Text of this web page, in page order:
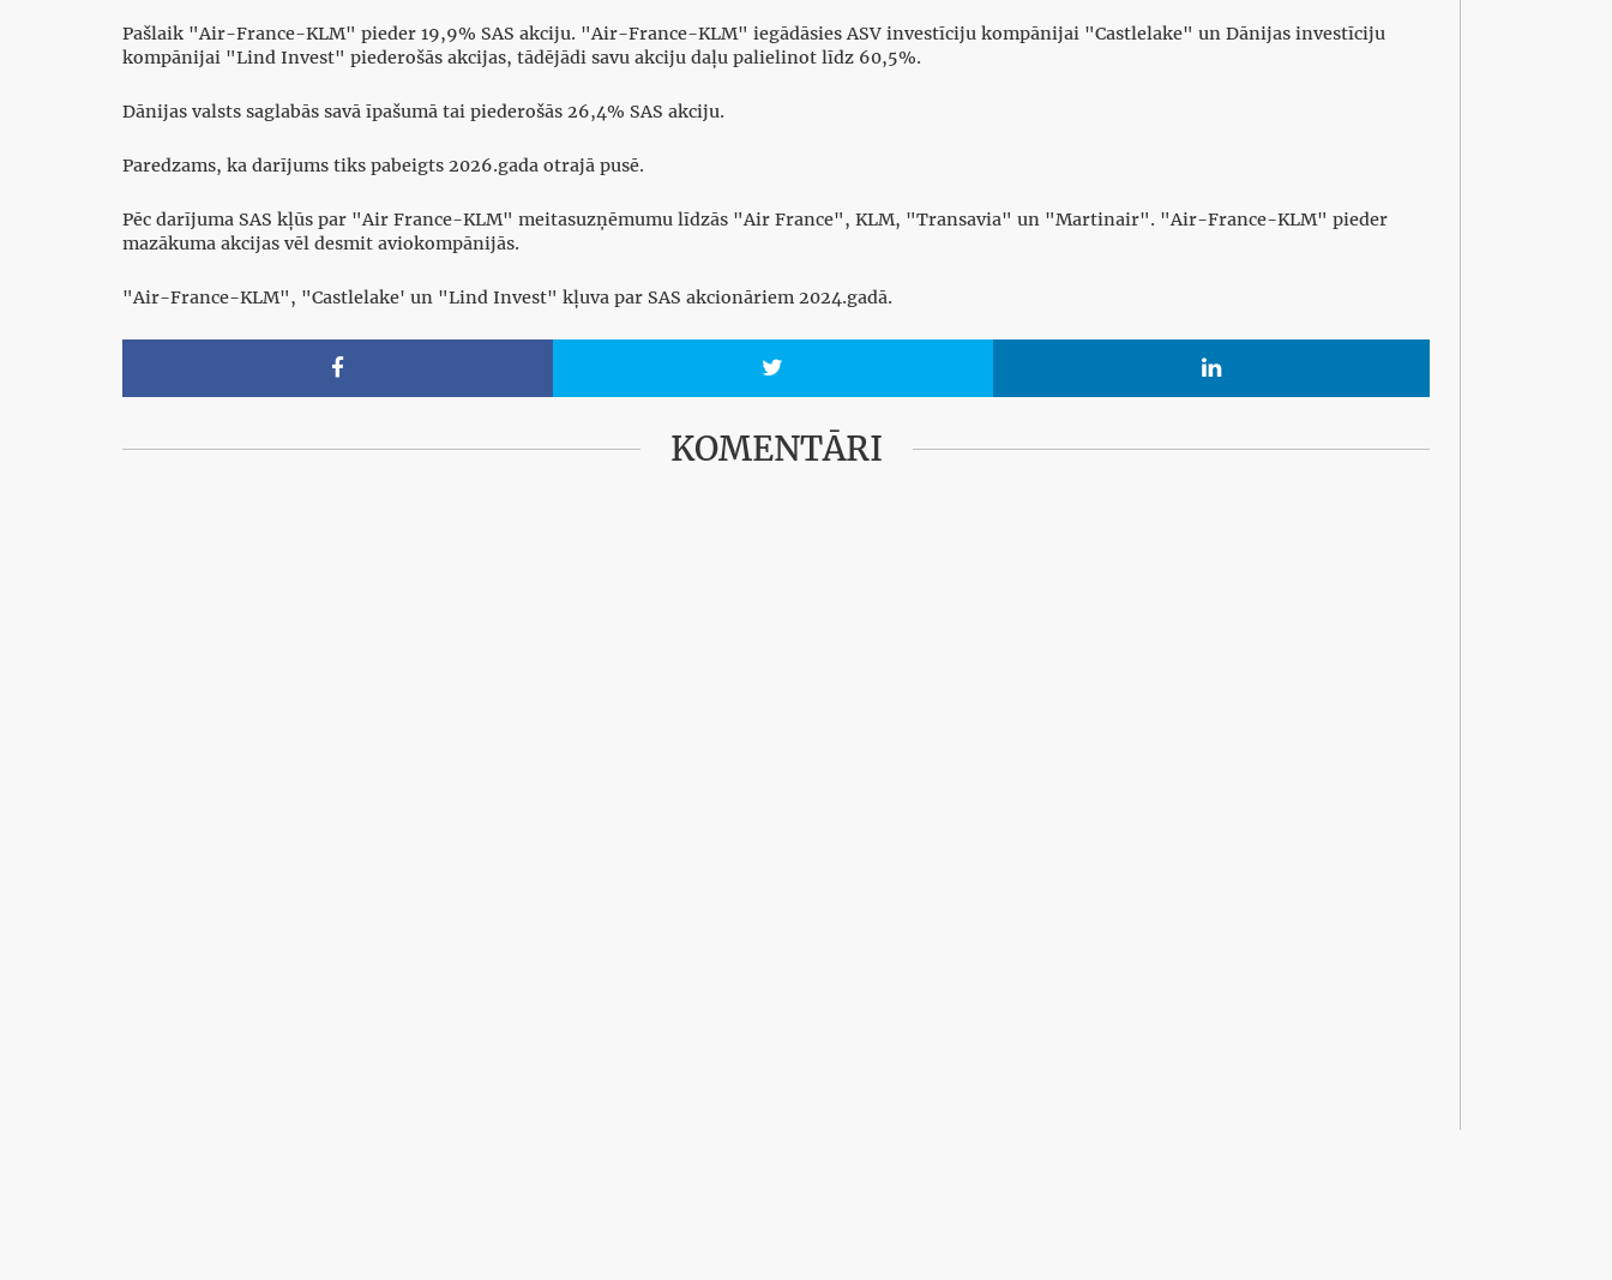
Pašlaik "Air-France-KLM" pieder 19,9% SAS akciju. "Air-France-KLM" iegādāsies ASV investīciju kompānijai "Castlelake" un Dānijas investīciju
kompānijai "Lind Invest" piederošās akcijas, tādējādi savu akciju daļu palielinot līdz 60,5%.
Dānijas valsts saglabās savā īpašumā tai piederošās 26,4% SAS akciju.
Paredzams, ka darījums tiks pabeigts 2026.gada otrajā pusē.
Pēc darījuma SAS kļūs par "Air France-KLM" meitasuzņēmumu līdzās "Air France", KLM, "Transavia" un "Martinair". "Air-France-KLM" pieder
mazākuma akcijas vēl desmit aviokompānijās.
"Air-France-KLM", "Castlelake' un "Lind Invest" kļuva par SAS akcionāriem 2024.gadā.
  
KOMENTĀRI